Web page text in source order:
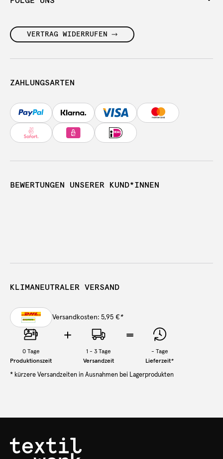
VERTRAG WIDERRUFEN
ZAHLUNGSARTEN
BEWERTUNGEN UNSERER KUND*INNEN
KLIMANEUTRALER VERSAND
Versandkosten: 5,95 €*
0Tage
Produktionszeit
1 - 3 Tage
Versandzeit
- Tage
Lieferzeit*
* kürzere Versandzeiten in Ausnahmen bei Lagerprodukten